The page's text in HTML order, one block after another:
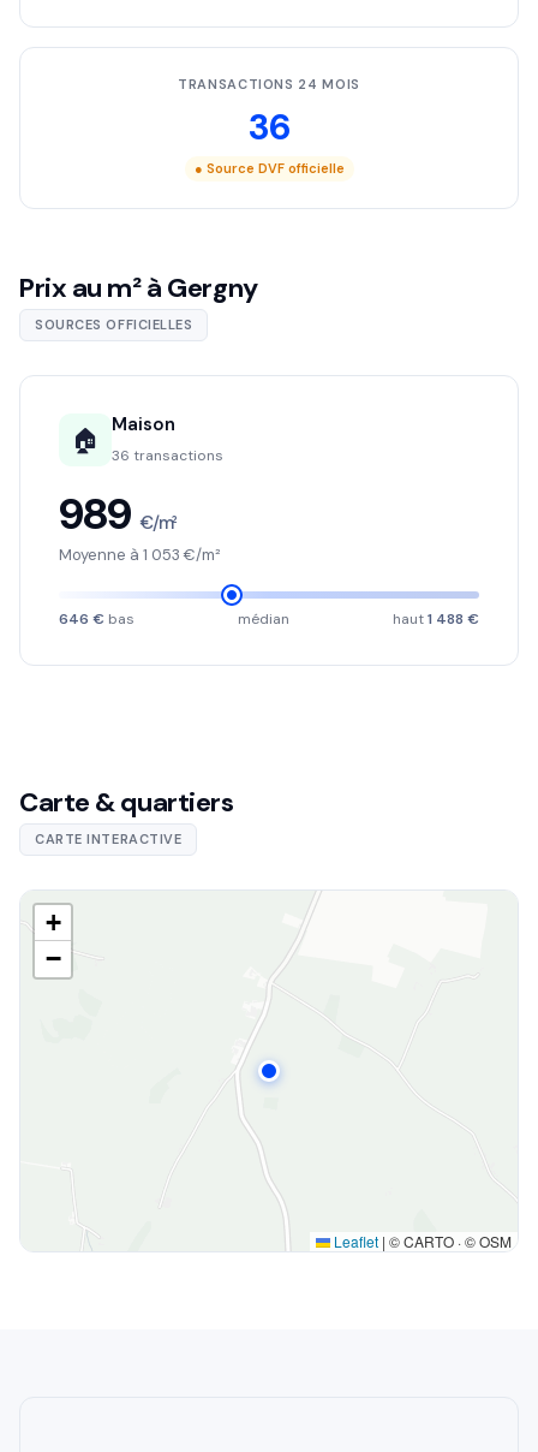
TRANSACTIONS 24 MOIS
36
● Source DVF officielle
Prix au m² à Gergny
SOURCES OFFICIELLES
🏠 Maison
36 transactions
989 €/m²
Moyenne à 1 053 €/m²
646 € bas médian haut1 488 €
Carte & quartiers
CARTE INTERACTIVE
+
−
Leaflet | © CARTO · © OSM